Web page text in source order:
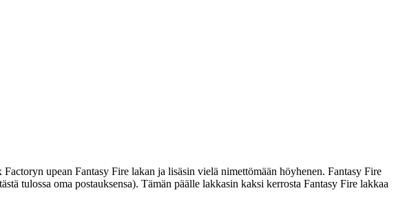
upean Fantasy Fire lakan ja lisäsin vielä nimettömään höyhenen. Fantasy Fire
tulossa oma postauksensa). Tämän päälle lakkasin kaksi kerrosta Fantasy Fire lakkaa